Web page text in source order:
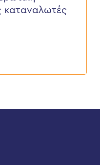
καταναλωτές